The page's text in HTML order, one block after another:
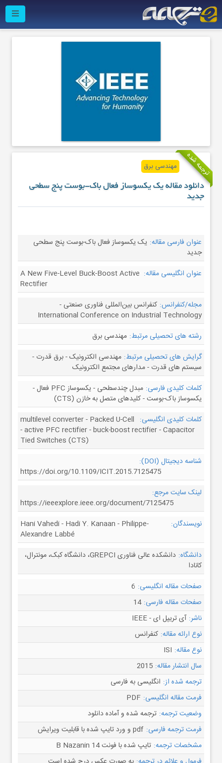
ترجمه شده مهندسی برق
دانلود مقاله یک یکسوساز فعال باک-بوست پنج سطحی
جدید
عنوان فارسی مقاله: یک یکسوساز فعال باک-بوست پنج سطحی
جدید
عنوان انگلیسی مقاله: A New Five-Level Buck-Boost Active
Rectifier
مجله/کنفرانس: کنفرانس بین‌المللی فناوری صنعتی -
International Conference on Industrial Technology
رشته های تحصیلی مرتبط: مهندسی برق
گرایش های تحصیلی مرتبط: مهندسی الکترونیک - برق قدرت -
سیستم های قدرت - مدارهای مجتمع الکترونیک
کلمات کلیدی فارسی:
مبدل چندسطحی - یکسوساز PFC فعال -
یکسوساز باک-بوست - کلیدهای متصل به خازن (CTS)
کلمات کلیدی انگلیسی: multilevel converter - Packed U-Cell
- active PFC rectifier - buck-boost rectifier - Capacitor
Tied Switches (CTS)
شناسه دیجیتال (DOI):
https://doi.org/10.1109/ICIT.2015.7125475
لینک سایت مرجع:
https://ieeexplore.ieee.org/document/7125475
نویسندگان:
Hani Vahedi - Hadi Y. Kanaan - Philippe-
Alexandre Labbé
دانشگاه:
دانشکده عالی فناوری GREPCI، دانشگاه کبک، مونترال،
کانادا
صفحات مقاله انگلیسی: 6
صفحات مقاله فارسی: 14
ناشر: آی تریپل ای - IEEE
نوع ارائه مقاله: کنفرانس
نوع مقاله: ISI
سال انتشار مقاله: 2015
ترجمه شده از: انگلیسی به فارسی
فرمت مقاله انگلیسی: PDF
وضعیت ترجمه: ترجمه شده و آماده دانلود
فرمت ترجمه فارسی: pdf و ورد تایپ شده با قابلیت ویرایش
مشخصات ترجمه: تایپ شده با فونت B Nazanin 14